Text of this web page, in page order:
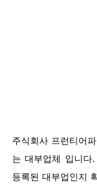
주식회사 프런티어
는 대부업체 입니다
등록된 대부업인지